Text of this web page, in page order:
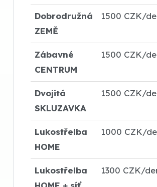
Dobrodružná
ZEMĚ
1500 CZK/
Zábavné
CENTRUM
1500 CZK/
Dvojitá
SKLUZAVKA
1500 CZK/
Lukostřelba
HOME
1000 CZK/
Lukostřelba
1300 CZK/